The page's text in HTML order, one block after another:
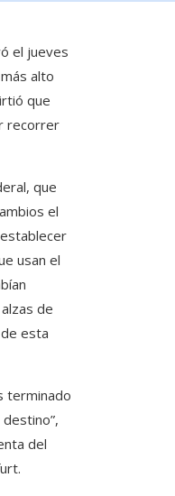
el jueves
alto
que
recorrer
que
el
usan el
de
esta
terminado
del